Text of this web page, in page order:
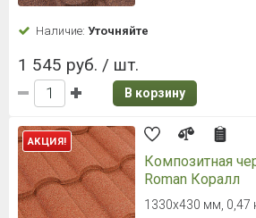
Наличие: Уточняйте
1 545 руб. / шт.
В корзину
АКЦИЯ!
Композитная
Roman Коралл
1330х430 мм, 0,47